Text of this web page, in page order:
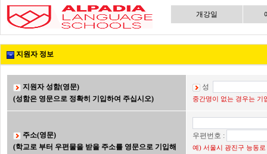
개강일
지원자 정보
지원자 성함(영문)
(성함은 영문으로 정확히 기입하여 주십시오)
성
중간명이 없는 경우는 기
주소(영문)
(학교로 부터 우편물을 받을 주소를 영문으로 기입해
우편번호 :
예) 서울시 광진구 능동